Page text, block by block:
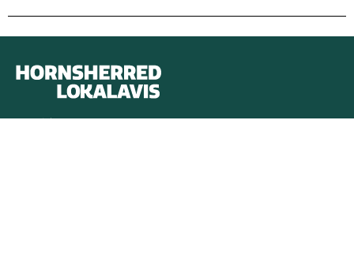
Bymidten 3A